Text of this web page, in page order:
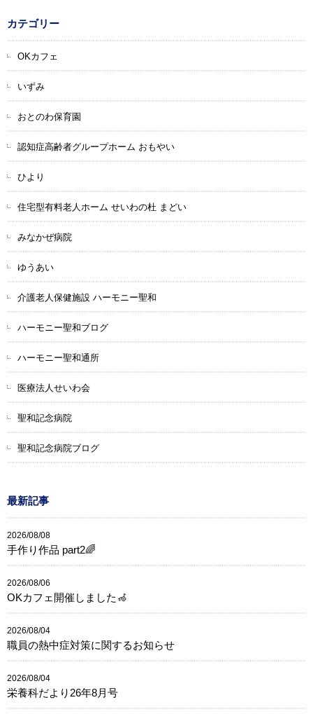
カテゴリー
OKカフェ
いずみ
おとのわ保育園
認知症高齢者グループホーム おもやい
ひより
住宅型有料老人ホーム せいわの杜 まどい
みなかぜ病院
ゆうあい
介護老人保健施設 ハーモニー聖和
ハーモニー聖和ブログ
ハーモニー聖和通所
医療法人せいわ会
聖和記念病院
聖和記念病院ブログ
最新記事
2026/08/08
手作り作品 part2🌈
2026/08/06
OKカフェ開催しました🦽
2026/08/04
職員の熱中症対策に関するお知らせ
2026/08/04
栄養科だより26年8月号